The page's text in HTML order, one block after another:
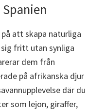
att skapa naturliga
fritt utan synliga
dem från
på afrikanska djur
där du
som lejon, giraffer,